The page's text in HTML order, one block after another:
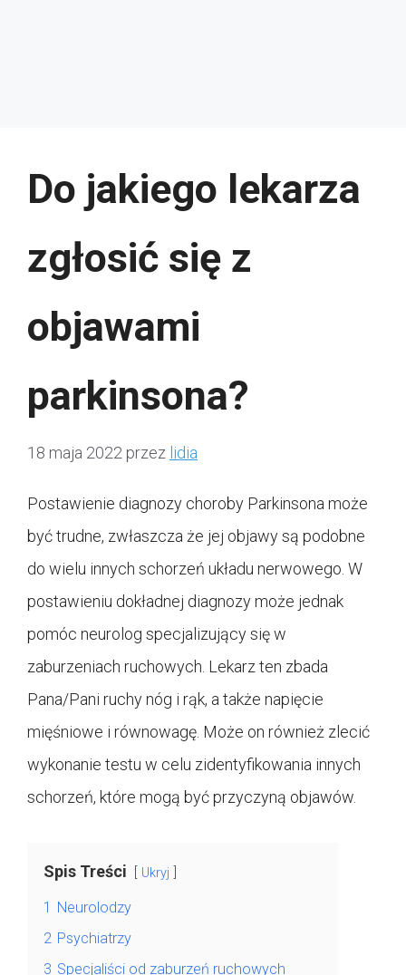
Do jakiego lekarza
zgłosić się z
objawami
parkinsona?
18 maja 2022 przez lidia
Postawienie diagnozy choroby Parkinsona może
być trudne, zwłaszcza że jej objawy są podobne
do wielu innych schorzeń układu nerwowego. W
postawieniu dokładnej diagnozy może jednak
pomóc neurolog specjalizujący się w
zaburzeniach ruchowych. Lekarz ten zbada
Pana/Pani ruchy nóg i rąk, a także napięcie
mięśniowe i równowagę. Może on również zlecić
wykonanie testu w celu zidentyfikowania innych
schorzeń, które mogą być przyczyną objawów.
Spis Treści Ukryj
1 Neurolodzy
2 Psychiatrzy
3 Specjaliści od zaburzeń ruchowych